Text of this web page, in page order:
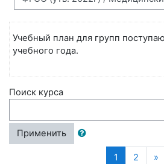
Учебный план для групп
учебного года.
Поиск курса
Применить
1 (текущая)
2 »